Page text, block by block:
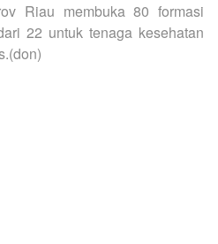
Riau membuka 80 formasi
22 untuk tenaga kesehatan